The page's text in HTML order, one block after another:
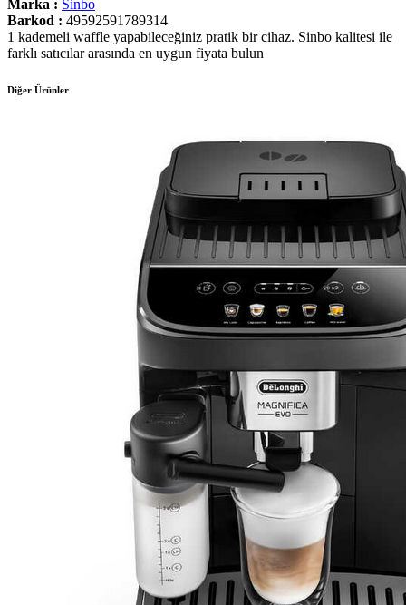
Marka : Sinbo
Barkod : 49592591789314
1 kademeli waffle yapabileceğiniz pratik bir cihaz. Sinbo kalitesi ile
farklı satıcılar arasında en uygun fiyata bulun
Diğer Ürünler